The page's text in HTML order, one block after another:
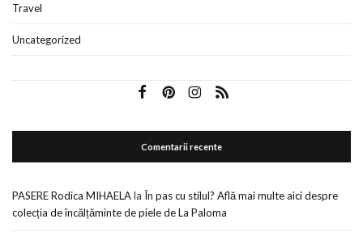
Travel
Uncategorized
Comentarii recente
PASERE Rodica MIHAELAla În pas cu stilul? Află mai multe aici despre
colecția de încălțăminte de piele de La Paloma